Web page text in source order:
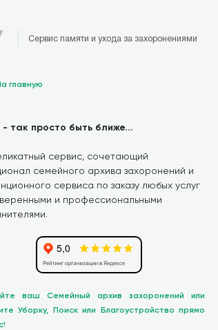
Сервис памяти и ухода за захоронениями
главную
- так просто быть ближе...
сервис, сочетающий
семейного архива захоронений и
сервиса по заказу любых услуг
и профессиональными
ваш Семейный архив захоронений или
Уборку, Поиск или Благоустройство прямо